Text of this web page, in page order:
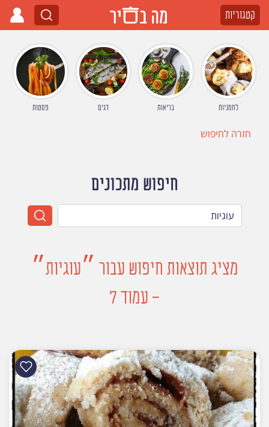
קטגוריות
לחמניות בריאות דגים פסטות
חזרה לחיפוש
חיפוש מתכונים
מציג תוצאות חיפוש עבור ״עוגיות״
- עמוד 7